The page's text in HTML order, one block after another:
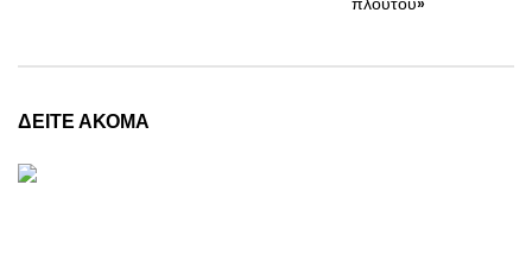
ΔΕΙΤΕ ΑΚΟΜΑ